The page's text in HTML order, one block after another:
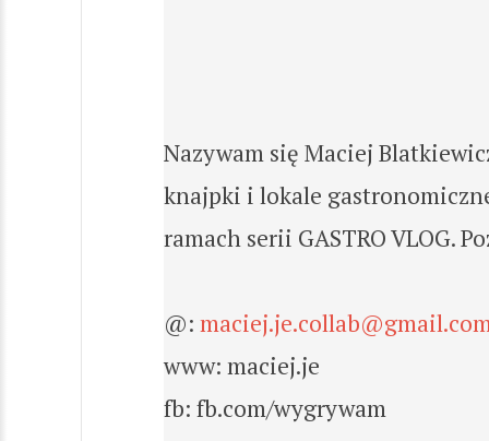
Nazywam się Maciej
knajpki i lokale
ramach serii GASTRO VLOG.
@:
www: maciej.je
fb: fb.com/wygrywam